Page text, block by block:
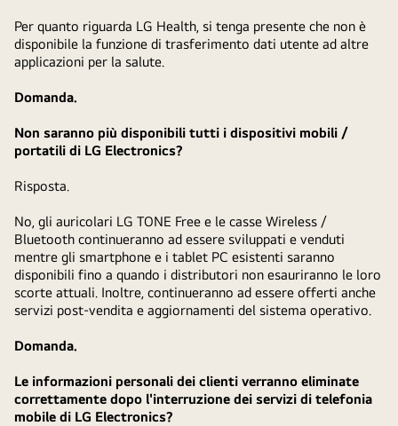
Per quanto riguarda LG Health, si tenga presente che non è
disponibile la funzione di trasferimento dati utente ad altre
applicazioni per la salute.
Domanda.
Non saranno più disponibili tutti i dispositivi mobili /
portatili di LG Electronics?
Risposta.
No, gli auricolari LG TONE Free e le casse Wireless /
Bluetooth continueranno ad essere sviluppati e venduti
mentre gli smartphone e i tablet PC esistenti saranno
disponibili fino a quando i distributori non esauriranno le loro
scorte attuali. Inoltre, continueranno ad essere offerti anche
servizi post-vendita e aggiornamenti del sistema operativo.
Domanda.
Le informazioni personali dei clienti verranno eliminate
correttamente dopo l'interruzione dei servizi di telefonia
mobile di LG Electronics?